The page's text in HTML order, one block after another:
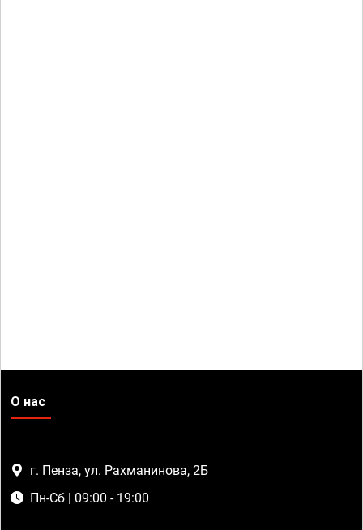
О нас
г. Пенза, ул. Рахманинова, 2Б
Пн-Сб | 09:00 - 19:00